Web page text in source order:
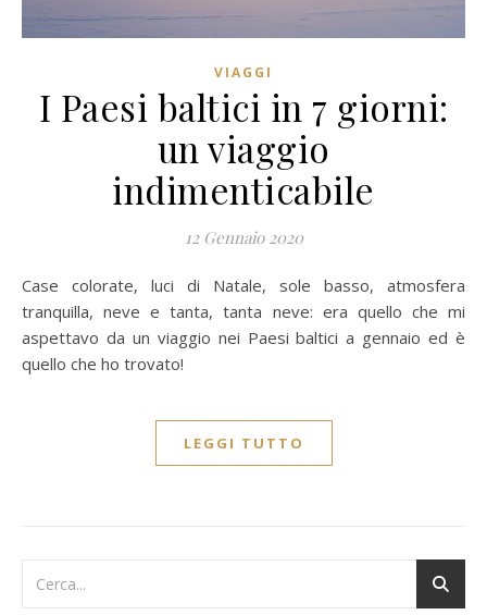
VIAGGI
I Paesi baltici in 7 giorni:
un viaggio
indimenticabile
12 Gennaio 2020
Case colorate, luci di Natale, sole basso, atmosfera
tranquilla, neve e tanta, tanta neve: era quello che mi
aspettavo da un viaggio nei Paesi baltici a gennaio ed è
quello che ho trovato!
LEGGI TUTTO